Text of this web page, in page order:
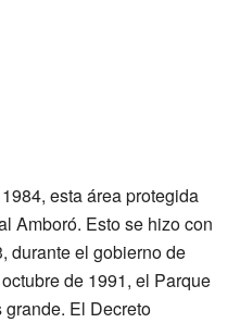
esta área protegida
Amboró. Esto se hizo con
durante el gobierno de
de 1991, el Parque
El Decreto